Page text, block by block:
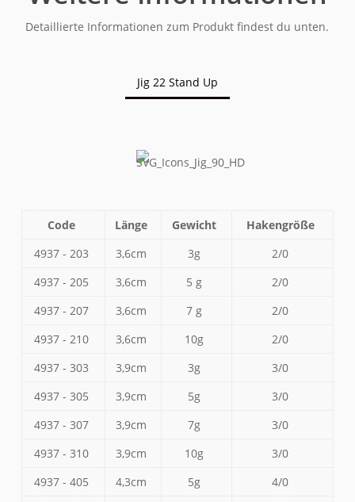
Detaillierte Informationen zum Produkt findest du unten.
Jig 22 Stand Up
Code Länge Gewicht
Hakengröße
4937 - 203
3,6cm 3g
2/0
4937 - 205
3,6cm 5 g
2/0
4937 - 207
3,6cm 7 g
2/0
4937 - 210
3,6cm 10g
2/0
4937 - 303
3,9cm 3g
3/0
4937 - 305
3,9cm 5g
3/0
4937 - 307
3,9cm 7g
3/0
4937 - 310
3,9cm 10g
3/0
4937 - 405
4,3cm 5g
4/0